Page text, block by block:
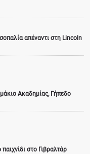
απέναντι στη Lincoln
Ακαδημίας, Γήπεδο
στο Γιβραλτάρ